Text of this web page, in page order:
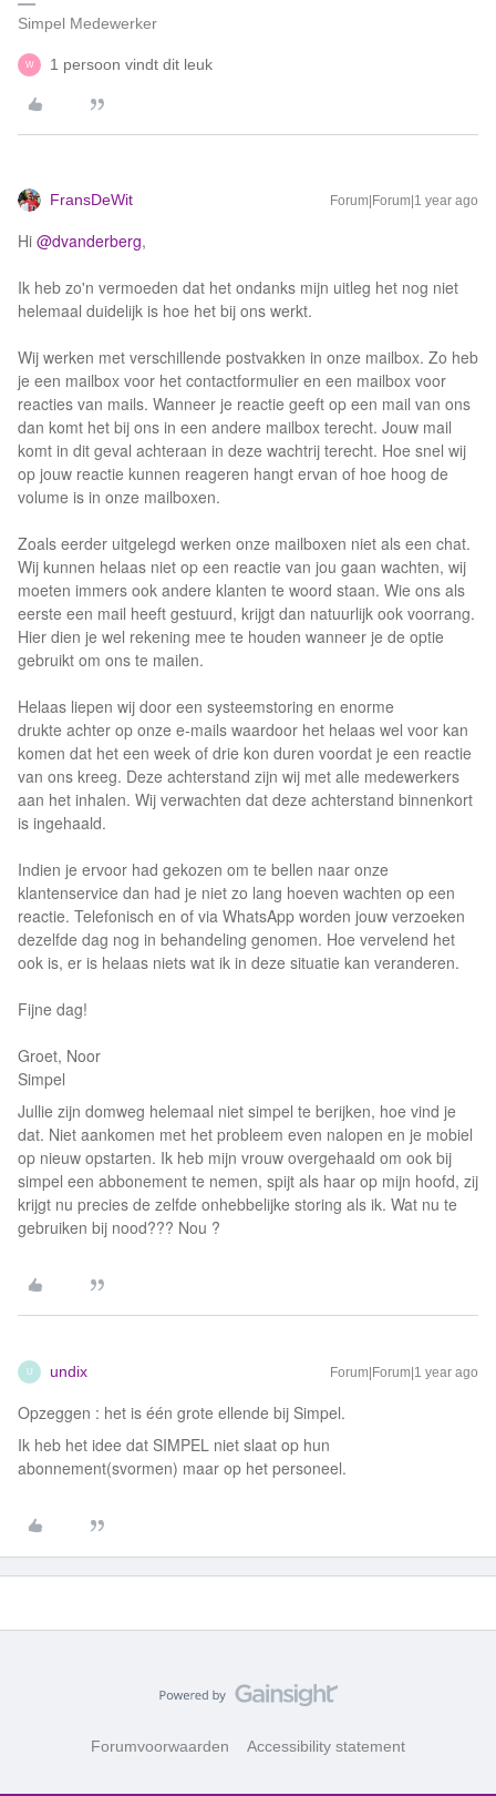
Simpel Medewerker
W 1 persoon vindt dit leuk
FransDeWit Forum|Forum|1 year ago
Hi @dvanderberg,
Ik heb zo'n vermoeden dat het ondanks mijn uitleg het nog niet
helemaal duidelijk is hoe het bij ons werkt.
Wij werken met verschillende postvakken in onze mailbox. Zo heb
je een mailbox voor het contactformulier en een mailbox voor
reacties van mails. Wanneer je reactie geeft op een mail van ons
dan komt het bij ons in een andere mailbox terecht. Jouw mail
komt in dit geval achteraan in deze wachtrij terecht. Hoe snel wij
op jouw reactie kunnen reageren hangt ervan of hoe hoog de
volume is in onze mailboxen.
Zoals eerder uitgelegd werken onze mailboxen niet als een chat.
Wij kunnen helaas niet op een reactie van jou gaan wachten, wij
moeten immers ook andere klanten te woord staan. Wie ons als
eerste een mail heeft gestuurd, krijgt dan natuurlijk ook voorrang.
Hier dien je wel rekening mee te houden wanneer je de optie
gebruikt om ons te mailen.
Helaas liepen wij door een systeemstoring en enorme
drukte achter op onze e-mails waardoor het helaas wel voor kan
komen dat het een week of drie kon duren voordat je een reactie
van ons kreeg. Deze achterstand zijn wij met alle medewerkers
aan het inhalen. Wij verwachten dat deze achterstand binnenkort
is ingehaald.
Indien je ervoor had gekozen om te bellen naar onze
klantenservice dan had je niet zo lang hoeven wachten op een
reactie. Telefonisch en of via WhatsApp worden jouw verzoeken
dezelfde dag nog in behandeling genomen. Hoe vervelend het
ook is, er is helaas niets wat ik in deze situatie kan veranderen.
Fijne dag!
Groet, Noor
Simpel
Jullie zijn domweg helemaal niet simpel te berijken, hoe vind je
dat. Niet aankomen met het probleem even nalopen en je mobiel
op nieuw opstarten. Ik heb mijn vrouw overgehaald om ook bij
simpel een abbonement te nemen, spijt als haar op mijn hoofd, zij
krijgt nu precies de zelfde onhebbelijke storing als ik. Wat nu te
gebruiken bij nood??? Nou ?
undix Forum|Forum|1 year ago
Opzeggen : het is één grote ellende bij Simpel.
Ik heb het idee dat SIMPEL niet slaat op hun
abonnement(svormen) maar op het personeel.
Forumvoorwaarden Accessibility statement